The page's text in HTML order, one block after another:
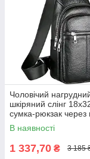
Чоловічий
шкіряний слінг
сумка-рюкзак через
TIDING BAG-MK
В наявності
1 337,70 ₴ 3 185